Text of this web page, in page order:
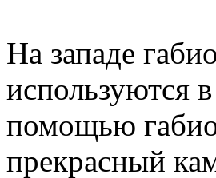
На западе
используются
помощью
прекрасный